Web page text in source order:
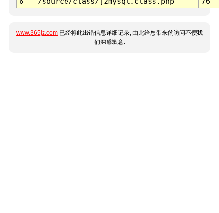
www.365jz.com 已经将此出错信息详细记录, 由此给您带来的访问不便我
们深感歉意.